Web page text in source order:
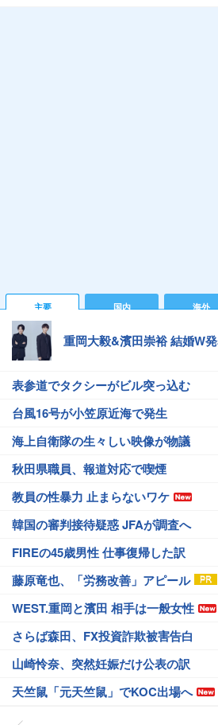
主要 国内 海外
重岡大毅&濱田崇裕 結婚W
表参道でタクシーがビル突っ込む
台風16号が小笠原近海で発生
海上自衛隊の生々しい映像が物議
秋田県職員、報道対応で喫煙
教員の性暴力 止まらないワケ
韓国の審判接待疑惑 JFAが調査へ
FIREの45歳男性 仕事復帰した訳
藤原竜也、「労務改善」アピール
WEST.重岡と濱田 相手は一般女性
さらば森田、FX投資詐欺被害告白
山崎怜奈、突然妊娠だけ公表の訳
天竺鼠「元天竺鼠」でKOC出場へ